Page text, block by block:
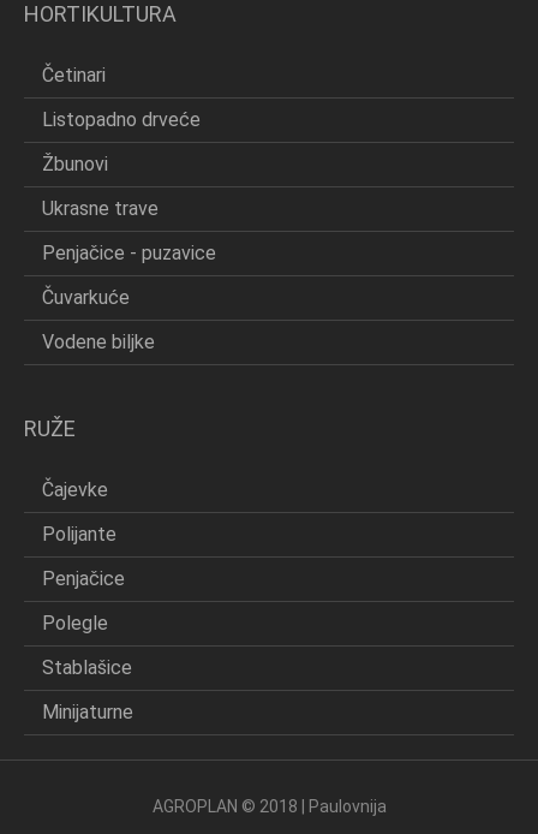
HORTIKULTURA
Četinari
Listopadno drveće
Žbunovi
Ukrasne trave
Penjačice - puzavice
Čuvarkuće
Vodene biljke
RUŽE
Čajevke
Polijante
Penjačice
Polegle
Stablašice
Minijaturne
AGROPLAN © 2018 | Paulovnija